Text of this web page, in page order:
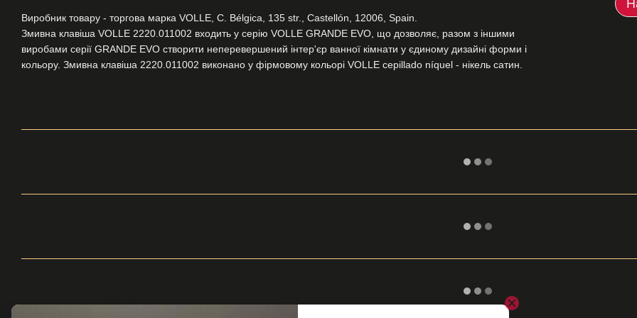
Виробник товару - торгова марка VOLLE, C. Bélgica, 135 str., Castellón, 12006, Spain.
Змивна клавіша VOLLE 2220.011002 входить у серію VOLLE GRANDE EVO, що дозволяє, разом з іншими
виробами серії GRANDE EVO створити неперевершений інтер'єр ванної кімнати у єдиному дизайні форми і
кольору. Змивна клавіша 2220.011002 виконано у фірмовому кольорі VOLLE cepillado níquel - нікель сатин.